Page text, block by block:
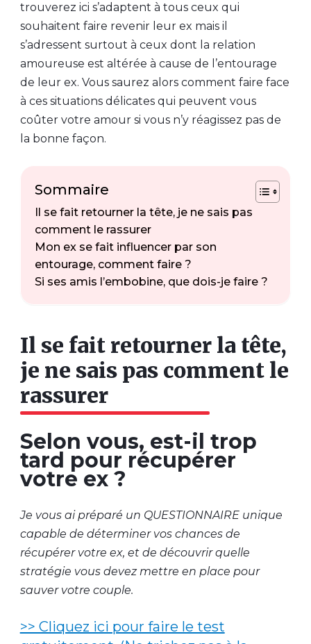
trouverez ici s’adaptent à tous ceux qui
souhaitent faire revenir leur ex mais il
s’adressent surtout à ceux dont la relation
amoureuse est altérée à cause de l’entourage
de leur ex. Vous saurez alors comment faire face
à ces situations délicates qui peuvent vous
coûter votre amour si vous n’y réagissez pas de
la bonne façon.
Sommaire
Il se fait retourner la tête, je ne sais pas
comment le rassurer
Mon ex se fait influencer par son
entourage, comment faire ?
Si ses amis l’embobine, que dois-je faire ?
Il se fait retourner la tête,
je ne sais pas comment le
rassurer
Selon vous, est-il trop
tard pour récupérer
votre ex ?
Je vous ai préparé un QUESTIONNAIRE unique
capable de déterminer vos chances de
récupérer votre ex, et de découvrir quelle
stratégie vous devez mettre en place pour
sauver votre couple.
>> Cliquez ici pour faire le test